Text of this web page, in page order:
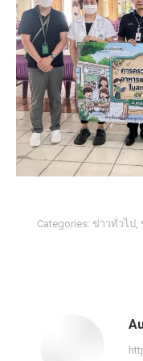
Categories: ข่าวทั่วไป